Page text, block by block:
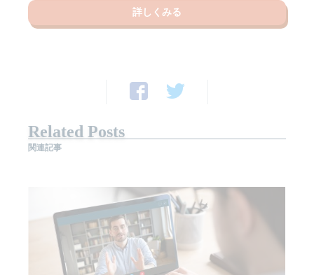
詳しくみる
Related Posts
関連記事